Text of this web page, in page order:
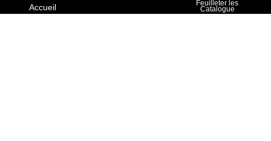
Accueil
Feuilleter les
Catalogue